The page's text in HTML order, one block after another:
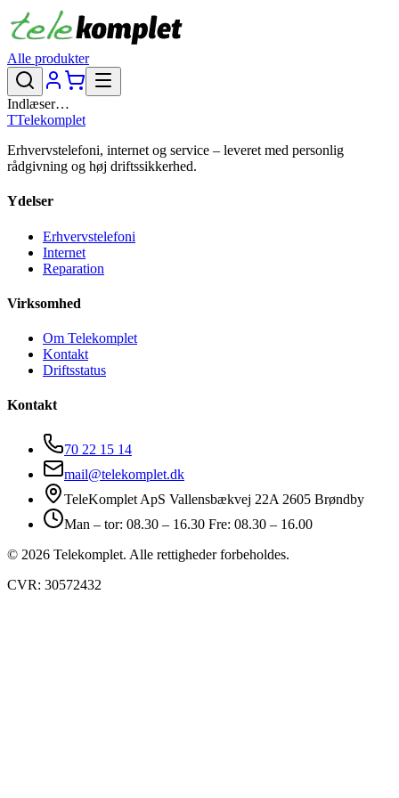
Alle produkter
Indlæser…
TTelekomplet
Erhvervstelefoni, internet og service – leveret med personlig
rådgivning og høj driftssikkerhed.
Ydelser
Erhvervstelefoni
Internet
Reparation
Virksomhed
Om Telekomplet
Kontakt
Driftsstatus
Kontakt
70 22 15 14
mail@telekomplet.dk
TeleKomplet ApS Vallensbækvej 22A 2605 Brøndby
Man – tor: 08.30 – 16.30 Fre: 08.30 – 16.00
© 2026 Telekomplet. Alle rettigheder forbeholdes.
CVR: 30572432